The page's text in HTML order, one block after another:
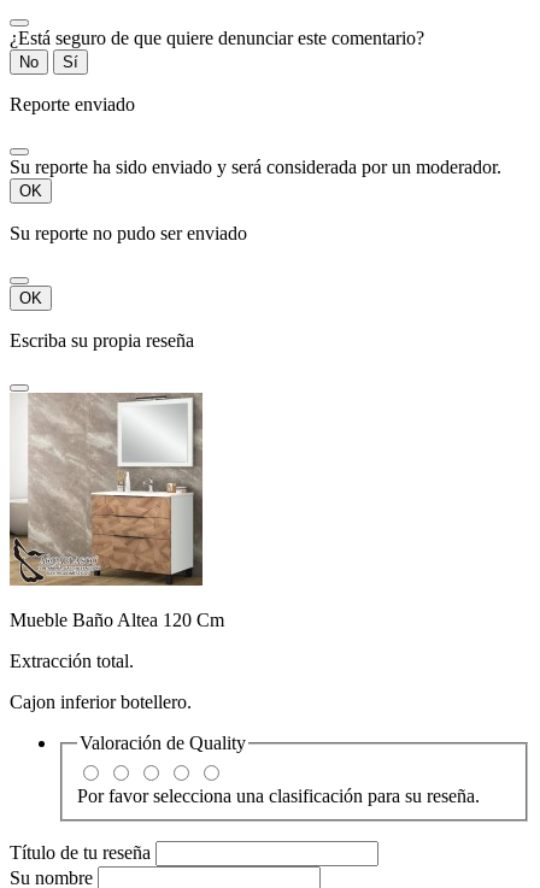
¿Está seguro de que quiere denunciar este comentario?
No Sí
Reporte enviado
Su reporte ha sido enviado y será considerada por un moderador.
OK
Su reporte no pudo ser enviado
OK
Escriba su propia reseña
Mueble Baño Altea 120 Cm
Extracción total.
Cajon inferior botellero.
Valoración de Quality
Por favor selecciona una clasificación para su reseña.
Título de tu reseña
Su nombre